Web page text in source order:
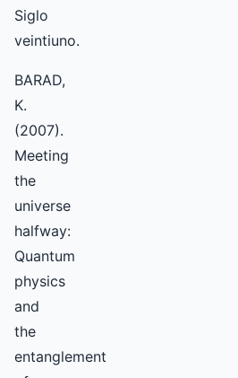
Siglo
veintiuno.
BARAD,
K.
(2007).
Meeting
the
universe
halfway:
Quantum
physics
and
the
entanglement